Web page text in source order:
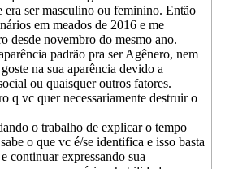
era ser masculino ou feminino. Então
em meados de 2016 e me
desde novembro do mesmo ano.
padrão pra ser Agênero, nem
na sua aparência devido a
ou quaisquer outros fatores.
q vc quer necessariamente destruir o
o trabalho de explicar o tempo
o que vc é/se identifica e isso basta
continuar expressando sua